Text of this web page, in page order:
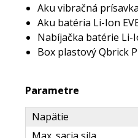
Aku vibračná
Aku batéria Li-Ion
Nabíjačka batérie Li-
Box plastový Qbrick
Parametre
Napätie